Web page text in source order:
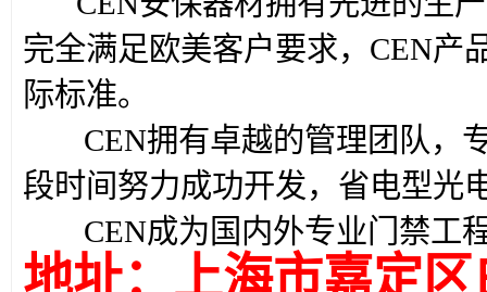
完全满足欧美客户要求，CEN产
际标准。
CEN拥有卓越的管理团队，
段时间努力成功开发，省电型光
CEN成为国内外专业门禁工
地址：上海市嘉定